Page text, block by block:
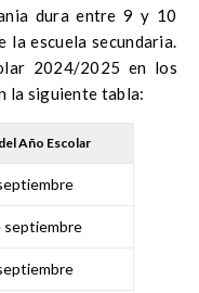
dura entre 9 y 10
la escuela secundaria.
2024/2025 en los
la siguiente tabla:
Año Escolar
septiembre